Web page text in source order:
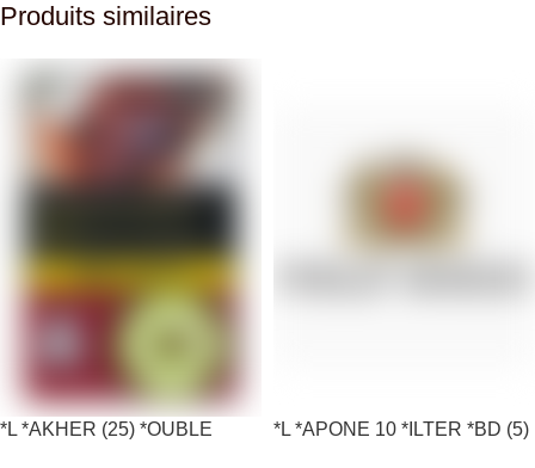
Produits similaires
*L *AKHER (25) *OUBLE
*L *APONE 10 *ILTER *BD (5)